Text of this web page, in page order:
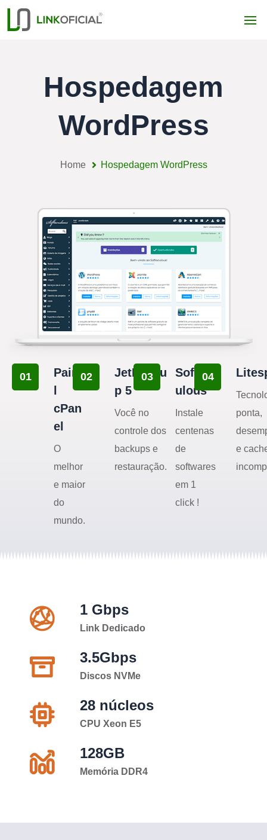
Hospedagem
WordPress
Home Hospedagem WordPress
01
Paine
l
cPan
el
O
melhor
e maior
do
mundo.
02
JetBacku
p 5
Você no
controle dos
backups e
restauração.
03
Softac
ulous
Instale
centenas
de
softwares
em 1
click !
04
ponta,
e
1 Gbps
Link Dedicado
3.5Gbps
Discos NVMe
28 núcleos
CPU Xeon E5
128GB
Memória DDR4